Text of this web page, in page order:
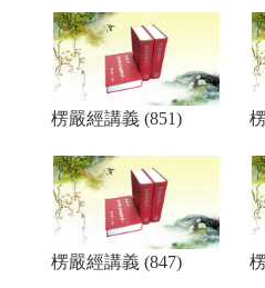
楞嚴經講義 (851)
楞嚴經講義 (847)